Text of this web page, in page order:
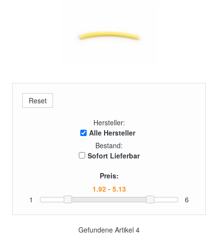
Hersteller:
Alle Hersteller
Bestand:
Sofort Lieferbar
Preis:
1 6
Gefundene Artikel 4